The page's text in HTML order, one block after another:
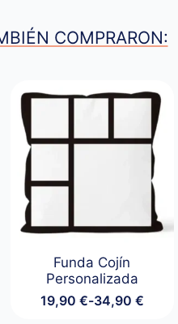
COMPRARON:
Funda Cojín
Personalizada
19,90 €-34,90 €
Rango